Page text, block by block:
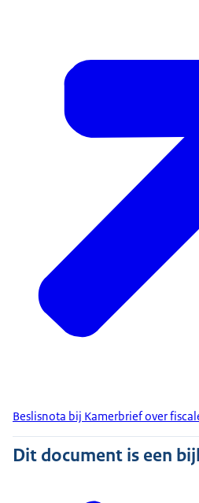
Beslisnota bij Kamerbrief over
Dit document is een